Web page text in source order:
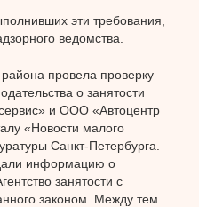
эти требования,
ведомства.
провела проверку
о занятости
и ООО «Автоцентр
«Новости малого
Санкт-Петербурга.
информацию о
занятости с
законом. Между тем